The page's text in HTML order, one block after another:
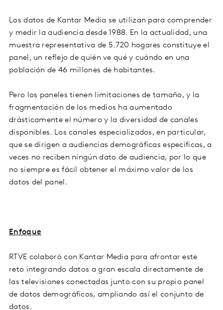
Los datos de Kantar Media se utilizan para comprender
y medir la audiencia desde 1988. En la actualidad, una
muestra representativa de 5.720 hogares constituye el
panel, un reflejo de quién ve qué y cuándo en una
población de 46 millones de habitantes.
Pero los paneles tienen limitaciones de tamaño, y la
fragmentación de los medios ha aumentado
drásticamente el número y la diversidad de canales
disponibles. Los canales especializados, en particular,
que se dirigen a audiencias demográficas específicas, a
veces no reciben ningún dato de audiencia, por lo que
no siempre es fácil obtener el máximo valor de los
datos del panel.
Enfoque
RTVE colaboró con Kantar Media para afrontar este
reto integrando datos a gran escala directamente de
las televisiones conectadas junto con su propio panel
de datos demográficos, ampliando así el conjunto de
datos.